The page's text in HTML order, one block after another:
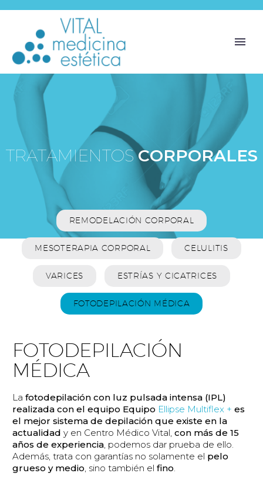
TRATAMIENTOS CORPORALES
REMODELACIÓN CORPORAL
MESOTERAPIA CORPORAL CELULITIS
VARICES ESTRÍAS Y CICATRICES
FOTODEPILACIÓN MÉDICA
FOTODEPILACIÓN
MÉDICA
La fotodepilación con luz pulsada intensa (IPL)
realizada con el equipo Equipo Ellipse Multiflex + es
el mejor sistema de depilación que existe en la
actualidad y en Centro Médico Vital, con más de 15
años de experiencia, podemos dar prueba de ello.
Además, trata con garantías no solamente el pelo
grueso y medio, sino también el fino.